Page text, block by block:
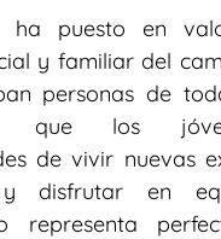
ha puesto en
y familiar del
personas de
que los
de vivir nuevas
y disfrutar en
representa